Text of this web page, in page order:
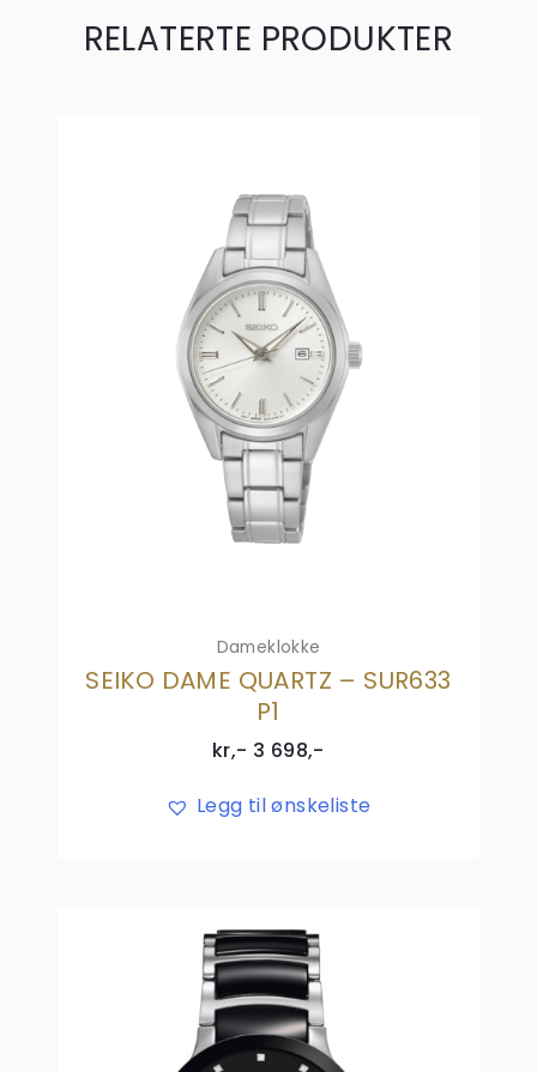
RELATERTE PRODUKTER
Dameklokke
SEIKO DAME QUARTZ – SUR633
P1
kr,- 3 698,-
Legg til ønskeliste